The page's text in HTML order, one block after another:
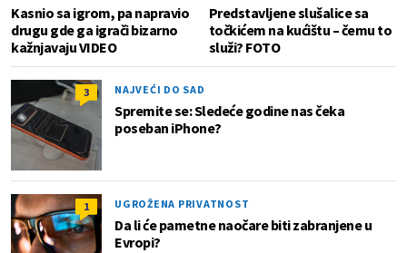
Kasnio sa igrom, pa napravio
drugu gde ga igrači bizarno
kažnjavaju VIDEO
Predstavljene slušalice sa
točkićem na kućištu – čemu to
služi? FOTO
3 NAJVEĆI DO SAD
Spremite se: Sledeće godine nas čeka
poseban iPhone?
1 UGROŽENA PRIVATNOST
Da li će pametne naočare biti zabranjene u
Evropi?